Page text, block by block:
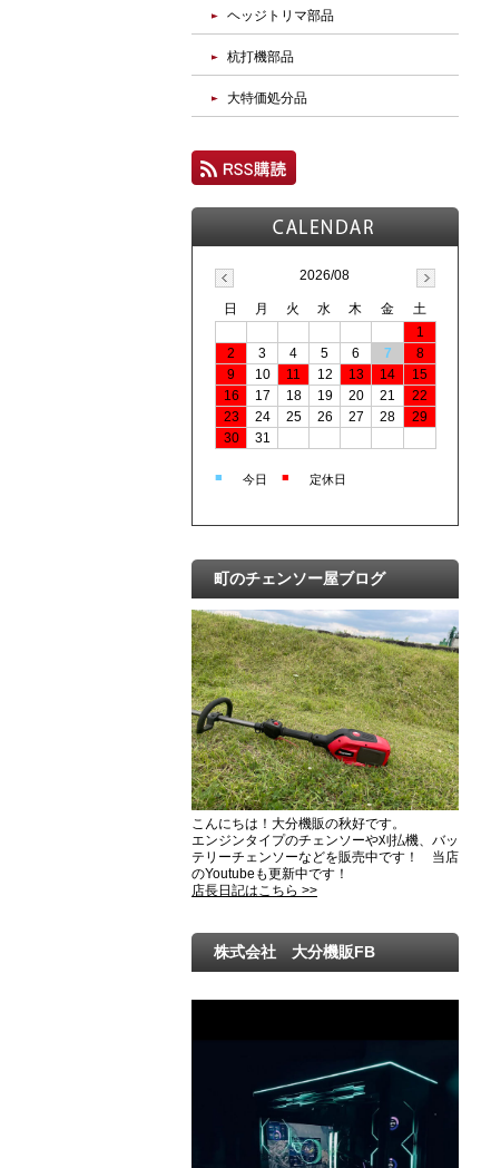
ヘッジトリマ部品
杭打機部品
大特価処分品
2026/08
日 月 火 水 木 金
土
1
2
3 4 5 6 7
8
9
10 11 12 13 14
15
16
17 18 19 20 21
22
23
24 25 26 27 28
29
30
31
■ 今日 ■ 定休日
町のチェンソー屋ブログ
こんにちは！大分機販の秋好です。
エンジンタイプのチェンソーや刈払機、バッ
テリーチェンソーなどを販売中です！ 当店
のYoutubeも更新中です！
店長日記はこちら >>
株式会社 大分機販FB